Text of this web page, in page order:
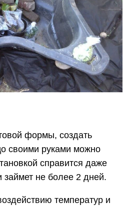
формы, создать
своими руками можно
справится даже
займет не более 2 дней.
температур и